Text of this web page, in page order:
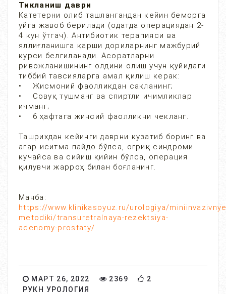
Тикланиш даври
Катетерни олиб ташлангандан кейин беморга
уйга жавоб берилади (одатда операциядан 2-
4 кун ўтгач). Антибиотик терапияси ва
яллиғланишга қарши дориларнинг мажбурий
курси белгиланади. Асоратларни
ривожланишининг олдини олиш учун қуйидаги
тиббий тавсияларга амал қилиш керак:
• Жисмоний фаолликдан сақланинг;
• Совуқ тушманг ва спиртли ичимликлар
ичманг;
• 6 ҳафтага жинсий фаолликни чекланг.
Ташрихдан кейинги даврни кузатиб боринг ва
агар иситма пайдо бўлса, оғриқ синдроми
кучайса ва сийиш қийин бўлса, операция
қилувчи жарроҳ билан боғланинг.
Манба:
https://www.klinikasoyuz.ru/urologiya/
metodiki/transuretralnaya-rezektsiya-
adenomy-prostaty/
МАРТ 26, 2022 2369
2
РУКН УРОЛОГИЯ